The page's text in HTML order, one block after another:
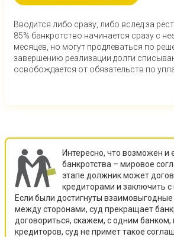
Вводится либо сразу, либо вслед за
85% банкротство начинается сразу с
месяцев, но могут продлеваться по
завершению реализации долги
освобождается от обязательств по
Интересно, что возможен и
банкротства – мировое
этапе должник может
кредиторами и заключить с
Если были достигнуты
между сторонами, суд прекращает
договориться, скажем, с одним банком,
кредиторов, суд не примет такое